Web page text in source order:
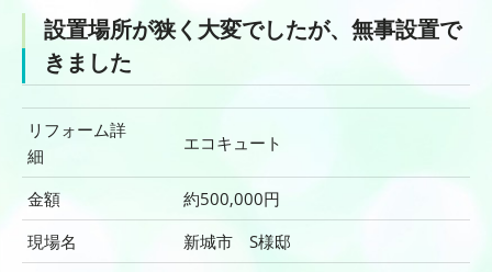
設置場所が狭く大変でしたが、無事設置で
きました
リフォーム詳
細
エコキュート
金額
約500,000円
現場名
新城市 S様邸